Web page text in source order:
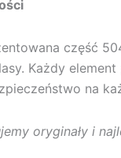
część
Każdy
na
oryginały i